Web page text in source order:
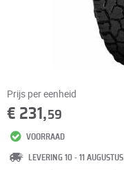
Prijs per eenheid
€ 231,59
VOORRAAD
LEVERING 10 - 11 AUGUSTUS